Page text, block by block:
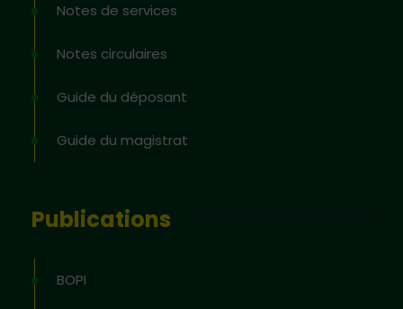
Notes de services
Notes circulaires
Guide du déposant
Guide du magistrat
Publications
BOPI